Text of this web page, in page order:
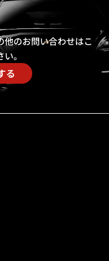
他のお問い合わせはこ
。
る